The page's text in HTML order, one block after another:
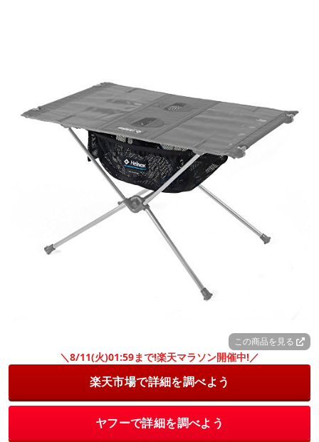
この商品を見る
＼8/11(火)01:59まで!楽天マラソン開催中!／
楽天市場で詳細を調べよう
ヤフーで詳細を調べよう